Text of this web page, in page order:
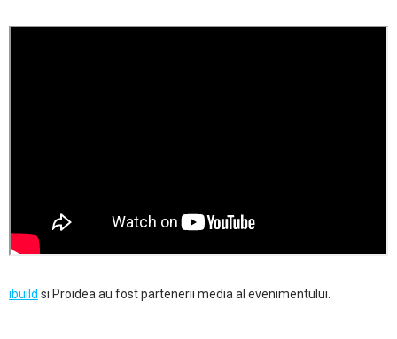
ibuild si Proidea au fost partenerii media al evenimentului.